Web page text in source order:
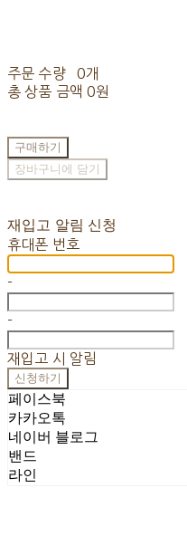
주문 수량
0개
총 상품 금액 0원
구매하기
장바구니에 담기
재입고 알림 신청
휴대폰 번호
-
-
재입고 시 알림
신청하기
페이스북
카카오톡
네이버 블로그
밴드
라인